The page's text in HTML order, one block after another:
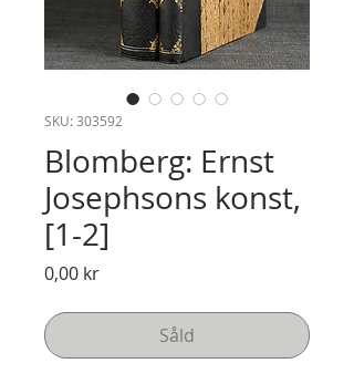
SKU: 303592
Blomberg: Ernst
Josephsons konst,
[1-2]
0,00 krPris
Såld